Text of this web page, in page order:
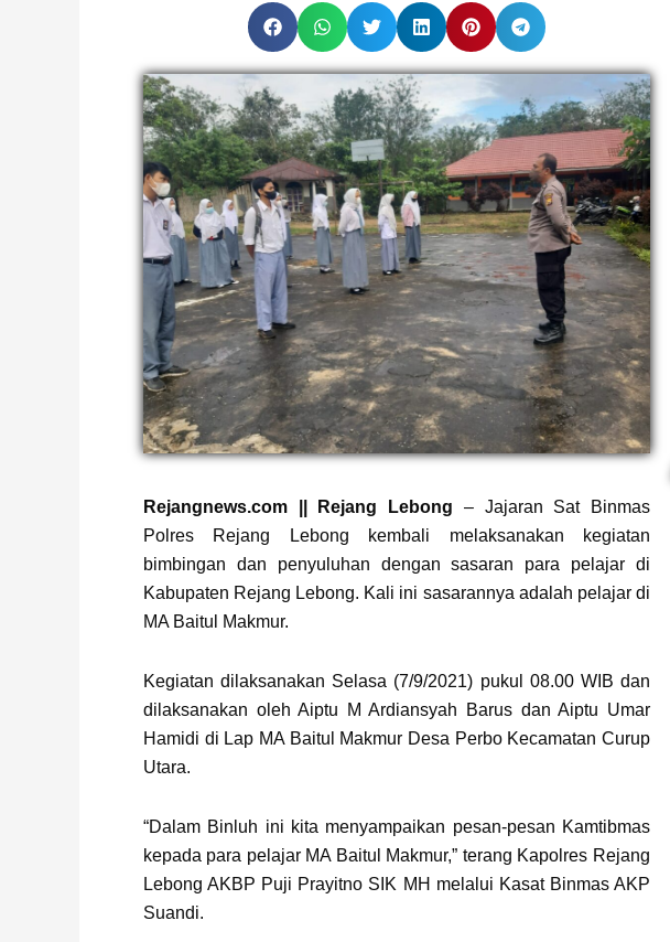
Rejangnews.com || Rejang Lebong – Jajaran Sat Binmas
Polres Rejang Lebong kembali melaksanakan kegiatan
bimbingan dan penyuluhan dengan sasaran para pelajar di
Kabupaten Rejang Lebong. Kali ini sasarannya adalah pelajar di
MA Baitul Makmur.
Kegiatan dilaksanakan Selasa (7/9/2021) pukul 08.00 WIB dan
dilaksanakan oleh Aiptu M Ardiansyah Barus dan Aiptu Umar
Hamidi di Lap MA Baitul Makmur Desa Perbo Kecamatan Curup
Utara.
“Dalam Binluh ini kita menyampaikan pesan-pesan Kamtibmas
kepada para pelajar MA Baitul Makmur,” terang Kapolres Rejang
Lebong AKBP Puji Prayitno SIK MH melalui Kasat Binmas AKP
Suandi.
Page
, Page